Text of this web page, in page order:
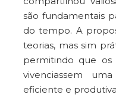
são fundamentais
do tempo. A
teorias, mas sim
permitindo que os
vivenciassem
eficiente e